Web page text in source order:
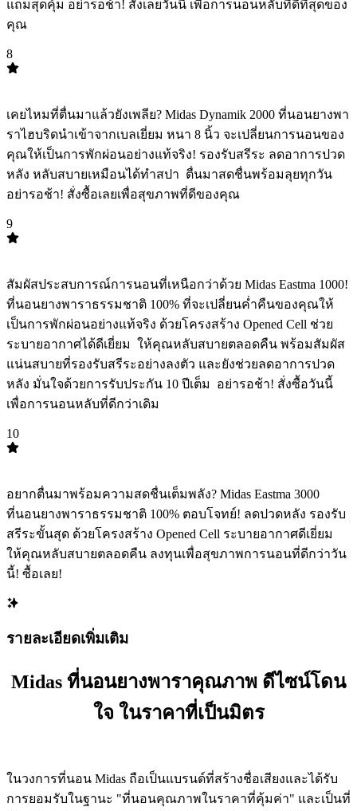
แถมสุดคุ้ม อย่ารอช้า! สั่งเลยวันนี้ เพื่อการนอนหลับที่ดีที่สุดของ
คุณ
8
เคยไหมที่ตื่นมาแล้วยังเพลีย? Midas Dynamik 2000 ที่นอนยางพา
ราไฮบริดนำเข้าจากเบลเยี่ยม หนา 8 นิ้ว จะเปลี่ยนการนอนของ
คุณให้เป็นการพักผ่อนอย่างแท้จริง! รองรับสรีระ ลดอาการปวด
หลัง หลับสบายเหมือนได้ทำสปา ️ ตื่นมาสดชื่นพร้อมลุยทุกวัน
อย่ารอช้า! สั่งซื้อเลยเพื่อสุขภาพที่ดีของคุณ
9
สัมผัสประสบการณ์การนอนที่เหนือกว่าด้วย Midas Eastma 1000!
ที่นอนยางพาราธรรมชาติ 100% ที่จะเปลี่ยนค่ำคืนของคุณให้
เป็นการพักผ่อนอย่างแท้จริง ด้วยโครงสร้าง Opened Cell ช่วย
ระบายอากาศได้ดีเยี่ยม ️ ให้คุณหลับสบายตลอดคืน พร้อมสัมผัส
แน่นสบายที่รองรับสรีระอย่างลงตัว และยังช่วยลดอาการปวด
หลัง มั่นใจด้วยการรับประกัน 10 ปีเต็ม ️ อย่ารอช้า! สั่งซื้อวันนี้
เพื่อการนอนหลับที่ดีกว่าเดิม
10
อยากตื่นมาพร้อมความสดชื่นเต็มพลัง? Midas Eastma 3000
ที่นอนยางพาราธรรมชาติ 100% ตอบโจทย์! ลดปวดหลัง รองรับ
สรีระขั้นสุด ด้วยโครงสร้าง Opened Cell ระบายอากาศดีเยี่ยม ️
ให้คุณหลับสบายตลอดคืน ลงทุนเพื่อสุขภาพการนอนที่ดีกว่าวัน
นี้! ซื้อเลย!
รายละเอียดเพิ่มเติม
Midas ที่นอนยางพาราคุณภาพ ดีไซน์โดน
ใจ ในราคาที่เป็นมิตร
ในวงการที่นอน Midas ถือเป็นแบรนด์ที่สร้างชื่อเสียงและได้รับ
การยอมรับในฐานะ "ที่นอนคุณภาพในราคาที่คุ้มค่า" และเป็นที่